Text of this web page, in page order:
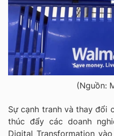
(Nguồn:
Sự cạnh tranh và thay đổi
thúc đẩy các doanh
Digital Transformation